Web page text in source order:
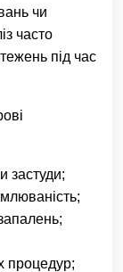
чи
часто
під час
застуди;
процедур;